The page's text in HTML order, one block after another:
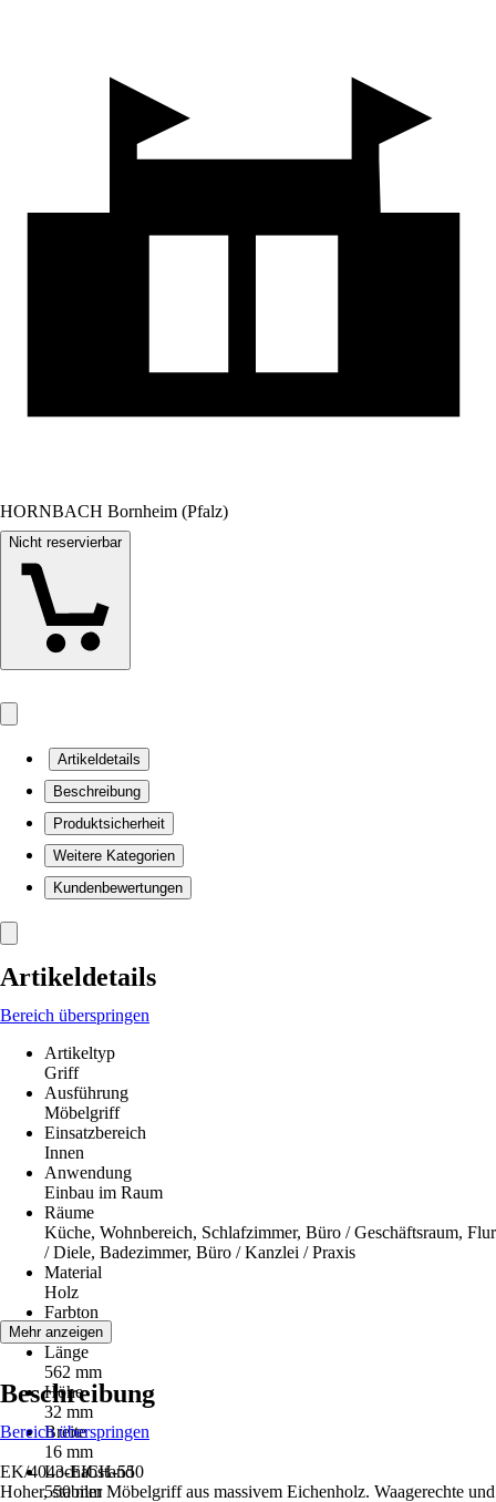
HORNBACH Bornheim (Pfalz)
Nicht reservierbar
Artikeldetails
Beschreibung
Produktsicherheit
Weitere Kategorien
Kundenbewertungen
Artikeldetails
Bereich überspringen
Artikeltyp
Griff
Ausführung
Möbelgriff
Einsatzbereich
Innen
Anwendung
Einbau im Raum
Räume
Küche, Wohnbereich, Schlafzimmer, Büro / Geschäftsraum, Flur
/ Diele, Badezimmer, Büro / Kanzlei / Praxis
Material
Holz
Farbton
Eiche
Länge
562 mm
Höhe
32 mm
Breite
16 mm
Lochabstand
550 mm
Mehr anzeigen
Beschreibung
Bereich überspringen
EK/4043-EICH-550
Hoher, stabiler Möbelgriff aus massivem Eichenholz. Waagerechte und